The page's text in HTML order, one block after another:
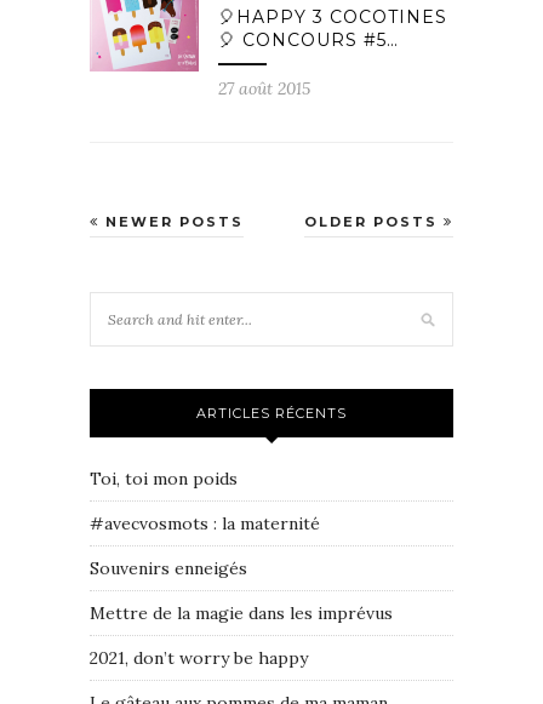
🎈HAPPY 3 COCOTINES
🎈 CONCOURS #5…
27 août 2015
OLDER POSTS
NEWER POSTS
ARTICLES RÉCENTS
Toi, toi mon poids
#avecvosmots : la maternité
Souvenirs enneigés
Mettre de la magie dans les imprévus
2021, don’t worry be happy